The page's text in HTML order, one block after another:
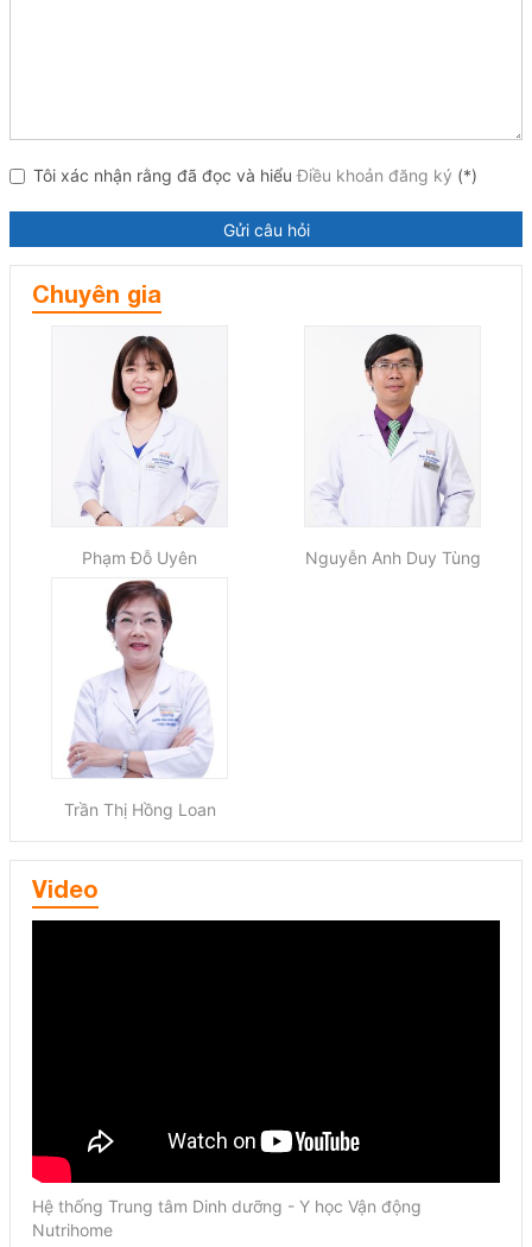
Tôi xác nhận rằng đã đọc và hiểuĐiều khoản đăng ký (*)
Gửi câu hỏi
Chuyên gia
Phạm Đỗ Uyên Nguyễn Anh Duy Tùng
Trần Thị Hồng Loan
Video
Hệ thống Trung tâm Dinh dưỡng - Y học Vận động
Nutrihome